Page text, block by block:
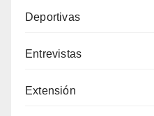
Deportivas
Entrevistas
Extensión